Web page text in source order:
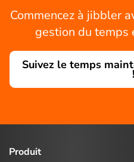
Commencez à jibbler
gestion du temps
Suivez le temps
!
Produit